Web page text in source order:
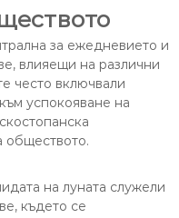
за ежедневието и
влияещи на различни
често включвали
успокояване на
обществото.
на луната служели
където се